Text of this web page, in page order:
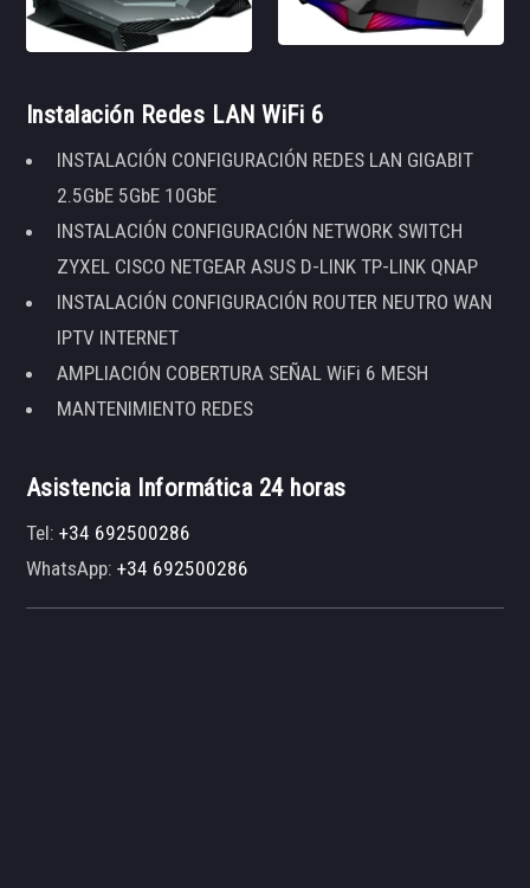
Instalación Redes LAN WiFi 6
INSTALACIÓN CONFIGURACIÓN REDES LAN GIGABIT
2.5GbE 5GbE 10GbE
INSTALACIÓN CONFIGURACIÓN NETWORK SWITCH
ZYXEL CISCO NETGEAR ASUS D-LINK TP-LINK QNAP
INSTALACIÓN CONFIGURACIÓN ROUTER NEUTRO WAN
IPTV INTERNET
AMPLIACIÓN COBERTURA SEÑAL WiFi 6 MESH
MANTENIMIENTO REDES
Asistencia Informática 24 horas
Tel:+34 692500286
WhatsApp:+34 692500286